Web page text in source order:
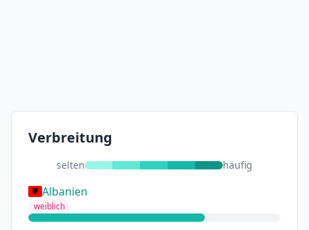
Verbreitung
selten häufig
Albanien
weiblich